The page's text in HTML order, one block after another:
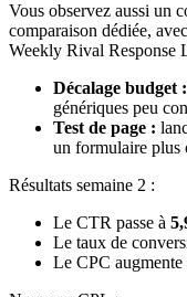
Vous observez aussi un
comparaison dédiée,
Weekly Rival Response
Décalage budget :
génériques peu
Test de page :
un formulaire plus
Résultats semaine 2 :
Le CTR passe à
Le taux de
Le CPC augmente